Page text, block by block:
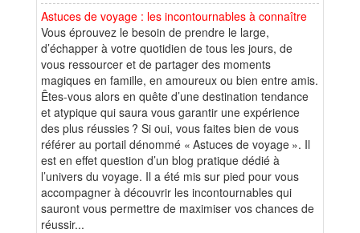
Astuces de voyage : les incontournables à connaître
Vous éprouvez le besoin de prendre le large,
d’échapper à votre quotidien de tous les jours, de
vous ressourcer et de partager des moments
magiques en famille, en amoureux ou bien entre amis.
Êtes-vous alors en quête d’une destination tendance
et atypique qui saura vous garantir une expérience
des plus réussies ? Si oui, vous faites bien de vous
référer au portail dénommé « Astuces de voyage ». Il
est en effet question d’un blog pratique dédié à
l’univers du voyage. Il a été mis sur pied pour vous
accompagner à découvrir les incontournables qui
sauront vous permettre de maximiser vos chances de
réussir...